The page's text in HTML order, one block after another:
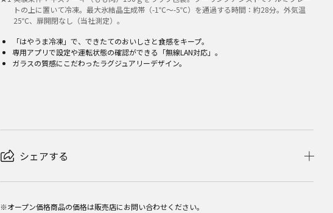
トの上に置いて冷凍。最大氷結晶生成帯（-1℃～-5℃）を通過する時間：約28分。外気温
25℃、扉開閉なし（当社測定）。
「はやうま冷凍」で、できたてのおいしさと食感をキープ。
専用アプリで設定や運転状態の確認ができる「無線LAN対応」。
ガラスの質感にこだわったラグジュアリーデザイン。
シェアする
※オープン価格商品の価格は販売店にお問い合わせください。